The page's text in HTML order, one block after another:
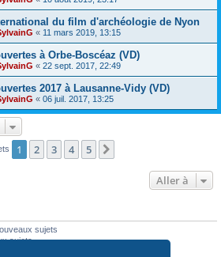
du film d'archéologie de Nyon
« 11 mars 2019, 13:15
à Orbe-Boscéaz (VD)
« 22 sept. 2017, 22:49
2017 à Lausanne-Vidy (VD)
« 06 juil. 2017, 13:25
1 2 3 4 5
Aller à
sujets
sujets